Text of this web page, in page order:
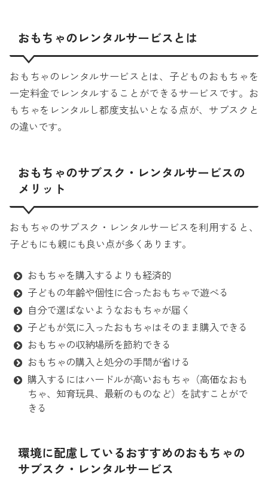
おもちゃのレンタルサービスとは
おもちゃのレンタルサービスとは、子どものおもちゃを
一定料金でレンタルすることができるサービスです。お
もちゃをレンタルし都度支払いとなる点が、サブスクと
の違いです。
おもちゃのサブスク・レンタルサービスの
メリット
おもちゃのサブスク・レンタルサービスを利用すると、
子どもにも親にも良い点が多くあります。
おもちゃを購入するよりも経済的
子どもの年齢や個性に合ったおもちゃで遊べる
自分で選ばないようなおもちゃが届く
子どもが気に入ったおもちゃはそのまま購入できる
おもちゃの収納場所を節約できる
おもちゃの購入と処分の手間が省ける
購入するにはハードルが高いおもちゃ（高価なおも
ちゃ、知育玩具、最新のものなど）を試すことがで
きる
環境に配慮しているおすすめのおもちゃの
サブスク・レンタルサービス